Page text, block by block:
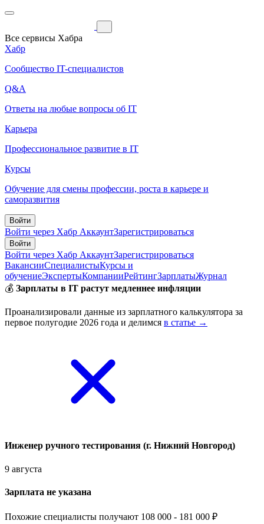
Все сервисы Хабра
Хабр
Сообщество IT-специалистов
Q&A
Ответы на любые вопросы об IT
Карьера
Профессиональное развитие в IT
Курсы
Обучение для смены профессии, роста в карьере и
саморазвития
Войти
Войти через Хабр АккаунтЗарегистрироваться
Войти
Войти через Хабр АккаунтЗарегистрироваться
ВакансииСпециалистыКурсы и
обучениеЭкспертыКомпанииРейтингЗарплатыЖурнал
💰 Зарплаты в IT растут медленнее инфляции
Проанализировали данные из зарплатного калькулятора за
первое полугодие 2026 года и делимся в статье →
Инженер ручного тестирования (г. Нижний Новгород)
9 августа
Зарплата не указана
Похожие специалисты получают 108 000 - 181 000 ₽